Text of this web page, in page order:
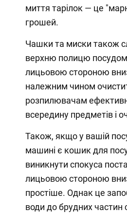
миття тарілок — це
грошей.
Чашки та миски також
верхню полицю
лицьовою стороною
належним чином
розпилювачам
всередину предметів і
Також, якщо у вашій
машині є кошик для
виникнути спокуса
лицьовою стороною
простіше. Однак це
води до брудних частин